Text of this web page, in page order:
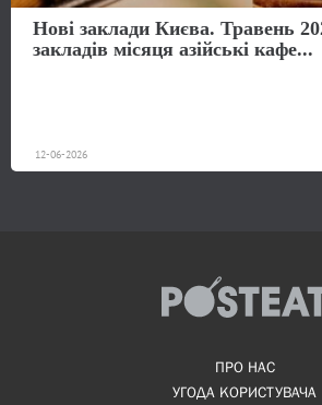
Нові заклади Києва. Травень
закладів місяця азійські кафе...
12-06-2026
ПРО НАС
УГОДА КОРИСТУВАЧА